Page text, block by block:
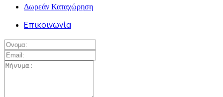
Δωρεάν Καταχώρηση
Επικοινωνία